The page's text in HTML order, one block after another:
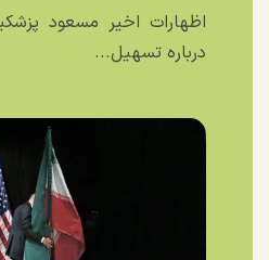
اظهارات اخیر مسعود
درباره تسهیل...